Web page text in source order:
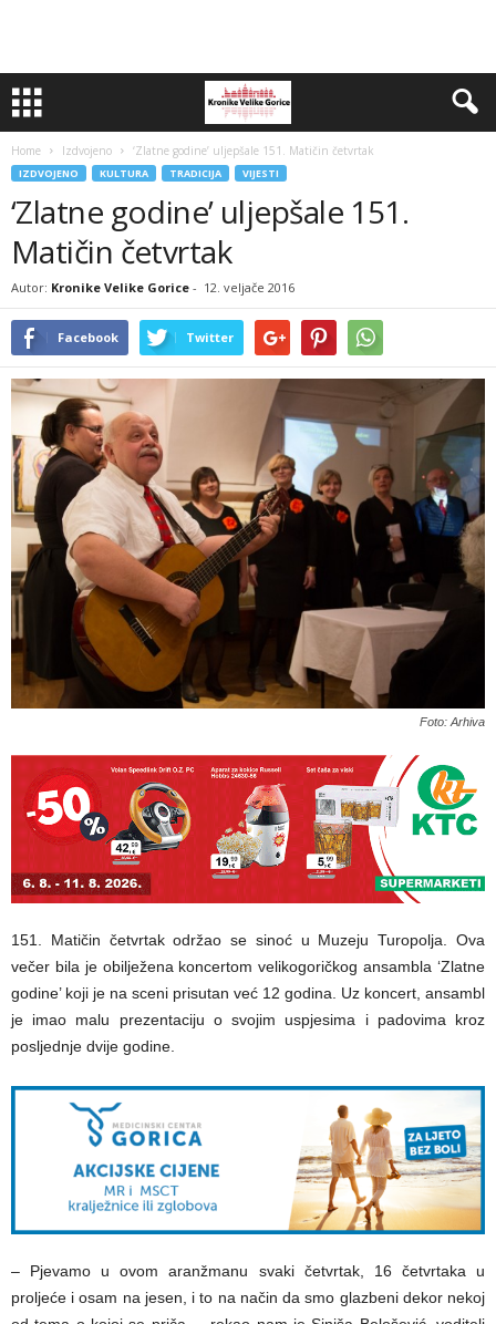
Home Izdvojeno ‘Zlatne godine’ uljepšale 151. Matičin četvrtak
IZDVOJENO KULTURA TRADICIJA VIJESTI
‘Zlatne godine’ uljepšale 151.
Matičin četvrtak
Autor: Kronike Velike Gorice - 12. veljače 2016
Facebook Twitter
Foto: Arhiva
151. Matičin četvrtak održao se sinoć u Muzeju Turopolja. Ova
večer bila je obilježena koncertom velikogoričkog ansambla ‘Zlatne
godine’ koji je na sceni prisutan već 12 godina. Uz koncert, ansambl
je imao malu prezentaciju o svojim uspjesima i padovima kroz
posljednje dvije godine.
– Pjevamo u ovom aranžmanu svaki četvrtak, 16 četvrtaka u
proljeće i osam na jesen, i to na način da smo glazbeni dekor nekoj